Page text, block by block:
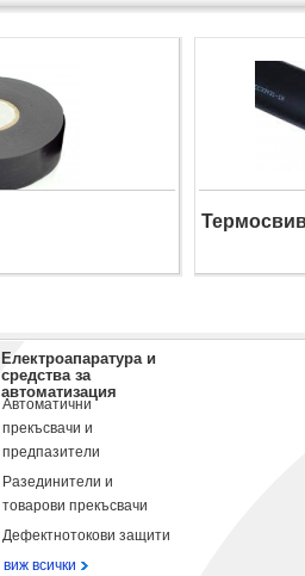
Електроапаратура и
средства за
автоматизация
Автоматични
прекъсвачи и
предпазители
Разединители и
товарови прекъсвачи
Дефектнотокови защити
виж всички